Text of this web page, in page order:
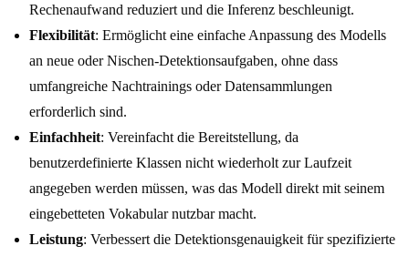
Rechenaufwand reduziert und die Inferenz beschleunigt.
Flexibilität: Ermöglicht eine einfache Anpassung des Modells
an neue oder Nischen-Detektionsaufgaben, ohne dass
umfangreiche Nachtrainings oder Datensammlungen
erforderlich sind.
Einfachheit: Vereinfacht die Bereitstellung, da
benutzerdefinierte Klassen nicht wiederholt zur Laufzeit
angegeben werden müssen, was das Modell direkt mit seinem
eingebetteten Vokabular nutzbar macht.
Leistung: Verbessert die Detektionsgenauigkeit für spezifizierte